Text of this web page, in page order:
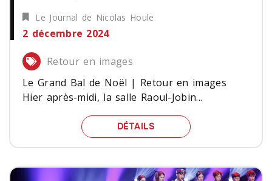
Le Journal de Nicolas Houle
2 décembre 2024
Retour en images
Le Grand Bal de Noël | Retour en images
Hier après-midi, la salle Raoul-Jobin...
DÉTAILS LE GRAND BAL DE